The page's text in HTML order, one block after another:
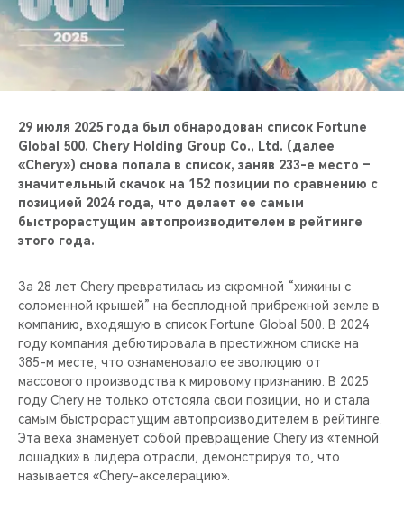
CHERY И СПОРТ
НАШИ МЕРОПРИЯТИЯ
ВИДЕООБЗОРЫ
CHERY ДЛЯ ДЕТЕЙ
29 июля 2025 года был обнародован список Fortune
Global 500. Chery Holding Group Co., Ltd. (далее
«Chery») снова попала в список, заняв 233-е место –
значительный скачок на 152 позиции по сравнению с
позицией 2024 года, что делает ее самым
быстрорастущим автопроизводителем в рейтинге
этого года.
За 28 лет Chery превратилась из скромной “хижины с
соломенной крышей” на бесплодной прибрежной земле в
компанию, входящую в список Fortune Global 500. В 2024
году компания дебютировала в престижном списке на
385-м месте, что ознаменовало ее эволюцию от
массового производства к мировому признанию. В 2025
году Chery не только отстояла свои позиции, но и стала
самым быстрорастущим автопроизводителем в рейтинге.
Эта веха знаменует собой превращение Chery из «темной
лошадки» в лидера отрасли, демонстрируя то, что
называется «Chery-акселерацию».